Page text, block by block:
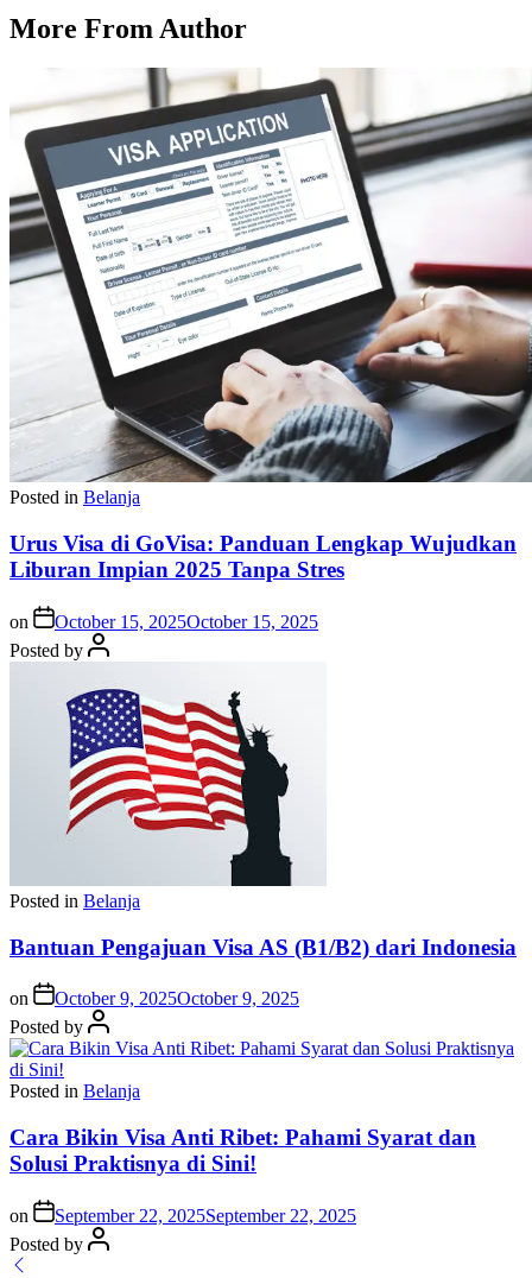
More From Author
Posted in Belanja
Urus Visa di GoVisa: Panduan Lengkap Wujudkan
Liburan Impian 2025 Tanpa Stres
on October 15, 2025October 15, 2025
Posted by
Posted in Belanja
Bantuan Pengajuan Visa AS (B1/B2) dari Indonesia
on October 9, 2025October 9, 2025
Posted by
Posted in Belanja
Cara Bikin Visa Anti Ribet: Pahami Syarat dan
Solusi Praktisnya di Sini!
on September 22, 2025September 22, 2025
Posted by